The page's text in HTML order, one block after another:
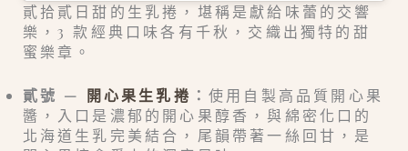
貳拾貳日甜的生乳捲，堪稱是獻給味蕾的交響
樂，3 款經典口味各有千秋，交織出獨特的甜
蜜樂章。
貳號 — 開心果生乳捲 ：使用自製高品質開心果
醬，入口是濃郁的開心果醇香，與綿密化口的
北海道生乳完美結合，尾韻帶著一絲回甘，是